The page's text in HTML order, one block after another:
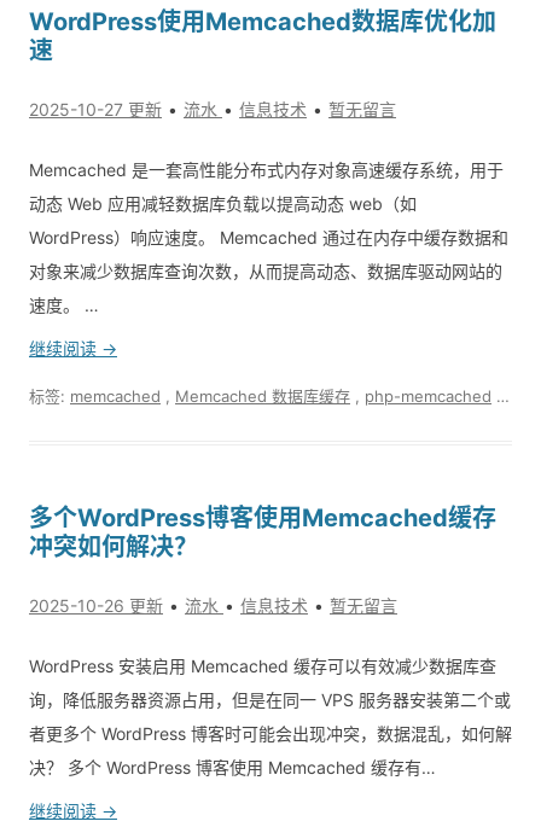
WordPress使用Memcached数据库优化加
速
2025-10-27 更新 流水 信息技术 暂无留言
Memcached 是一套高性能分布式内存对象高速缓存系统，用于
动态 Web 应用减轻数据库负载以提高动态 web（如
WordPress）响应速度。 Memcached 通过在内存中缓存数据和
对象来减少数据库查询次数，从而提高动态、数据库驱动网站的
速度。 …
继续阅读 →
标签: memcached Memcached 数据库缓存 php-memcached VPS
多个WordPress博客使用Memcached缓存
冲突如何解决？
2025-10-26 更新 流水 信息技术 暂无留言
WordPress 安装启用 Memcached 缓存可以有效减少数据库查
询，降低服务器资源占用，但是在同一 VPS 服务器安装第二个或
者更多个 WordPress 博客时可能会出现冲突，数据混乱，如何解
决？ 多个 WordPress 博客使用 Memcached 缓存有…
继续阅读 →